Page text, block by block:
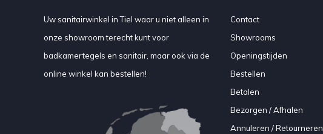
Uw sanitairwinkel in Tiel waar u niet alleen in
onze showroom terecht kunt voor
badkamertegels en sanitair, maar ook via de
online winkel kan bestellen!
Contact
Showrooms
Openingstijden
Bestellen
Betalen
Bezorgen / Afhalen
Annuleren / Retourneren